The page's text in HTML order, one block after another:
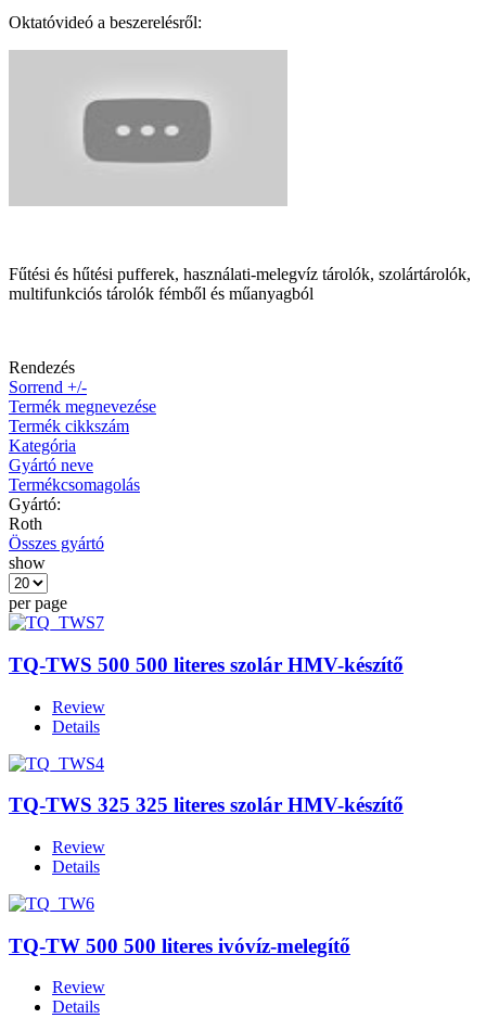
Oktatóvideó a beszerelésről:
Fűtési és hűtési pufferek, használati-melegvíz tárolók, szolártárolók,
multifunkciós tárolók fémből és műanyagból
Rendezés
Sorrend +/-
Termék megnevezése
Termék cikkszám
Kategória
Gyártó neve
Termékcsomagolás
Gyártó:
Roth
Összes gyártó
show
per page
TQ-TWS 500 500 literes szolár HMV-készítő
Review
Details
TQ-TWS 325 325 literes szolár HMV-készítő
Review
Details
TQ-TW 500 500 literes ivóvíz-melegítő
Review
Details